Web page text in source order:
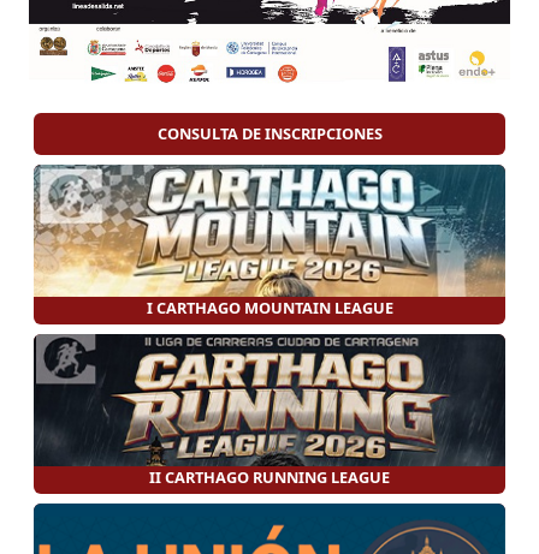
CONSULTA DE INSCRIPCIONES
I CARTHAGO MOUNTAIN LEAGUE
II CARTHAGO RUNNING LEAGUE